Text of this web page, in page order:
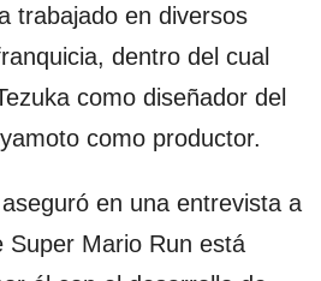
trabajado en diversos
dentro del cual
como diseñador del
como productor.
en una entrevista a
Super Mario Run está